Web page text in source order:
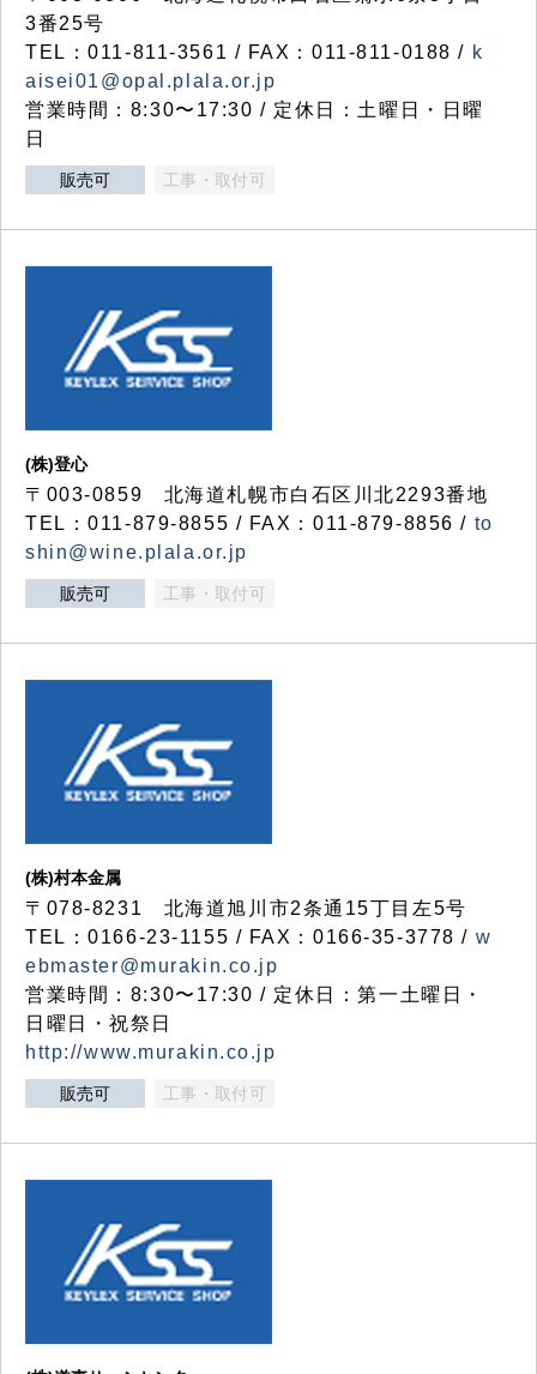
3番25号
TEL：011-811-3561 / FAX：011-811-0188 / k
aisei01@opal.plala.or.jp
営業時間：8:30〜17:30 / 定休日：土曜日・日曜
日
販売可 工事・取付可
(株)登心
〒003-0859 北海道札幌市白石区川北2293番地
TEL：011-879-8855 / FAX：011-879-8856 / to
shin@wine.plala.or.jp
販売可 工事・取付可
(株)村本金属
〒078-8231 北海道旭川市2条通15丁目左5号
TEL：0166-23-1155 / FAX：0166-35-3778 / w
ebmaster@murakin.co.jp
営業時間：8:30〜17:30 / 定休日：第一土曜日・
日曜日・祝祭日
http://www.murakin.co.jp
販売可 工事・取付可